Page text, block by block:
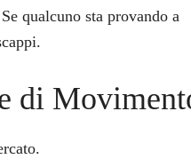
qualcuno sta provando a
di